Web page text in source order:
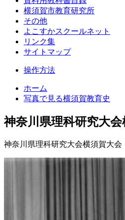
横須賀市教育研究所
その他
よこすかスクールネット
リンク集
サイトマップ
操作方法
ホーム
写真で見る横須賀教育史
神奈川県理科研究大
神奈川県理科研究大会横須賀大会